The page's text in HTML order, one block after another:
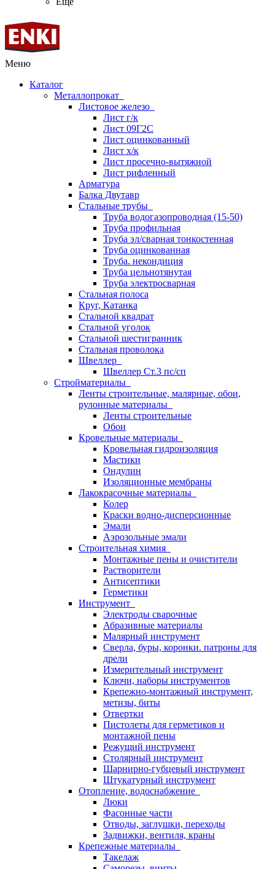
Меню
Каталог
Металлопрокат
Листовое железо
Лист г/к
Лист 09Г2С
Лист оцинкованный
Лист х/к
Лист просечно-вытяжной
Лист рифленный
Арматура
Балка Двутавр
Стальные трубы
Труба водогазопроводная (15-50)
Труба профильная
Труба эл/сварная тонкостенная
Труба оцинкованная
Труба. некондиция
Труба цельнотянутая
Труба электросварная
Стальная полоса
Круг, Катанка
Стальной квадрат
Стальной уголок
Стальной шестигранник
Стальная проволока
Швеллер
Швеллер Ст.3 пс/сп
Стройматериалы
Ленты строительные, малярные, обои,
рулонные материалы
Ленты строительные
Обои
Кровельные материалы
Кровельная гидроизоляция
Мастики
Ондулин
Изоляционные мембраны
Лакокрасочные материалы
Колер
Краски водно-дисперсионные
Эмали
Аэрозольные эмали
Строительная химия
Монтажные пены и очистители
Растворители
Антисептики
Герметики
Инструмент
Электроды сварочные
Абразивные материалы
Малярный инструмент
Сверла, буры, коронки. патроны для
дрели
Измерительный инструмент
Ключи, наборы инструментов
Крепежно-монтажный инструмент,
метизы, биты
Отвертки
Пистолеты для герметиков и
монтажной пены
Режущий инструмент
Столярный инструмент
Шарнирно-губцевый инструмент
Штукатурный инструмент
Отопление, водоснабжение
Люки
Фасонные части
Отводы, заглушки, переходы
Задвижки, вентиля, краны
Крепежные материалы
Такелаж